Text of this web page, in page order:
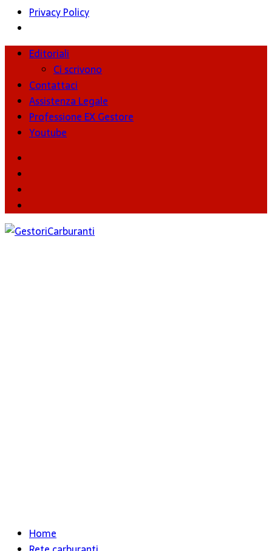
Privacy Policy
Editoriali
Ci scrivono
Contattaci
Assistenza Legale
Professione EX Gestore
Youtube
Home